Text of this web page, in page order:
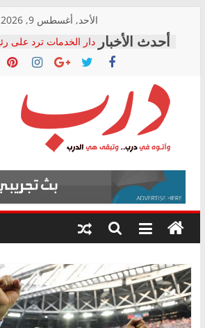
content
الأحد, أغسطس 9, 2026
دار الخدمات ترد على
بعد مؤتمره الصحفي:
معاناة أصحاب
فرحات سليمان يكتب:
أين؟
حزب التحالف الشعبي
في الصحة” بالإسكندرية
ودعم المرضى
الوزاري لمدينة
إنشاء المبنى الإداري
المجلس القومي لحقوق
متابعة قضية الدكتور
قرينة البراءة وضمانات
درب
وأتوه
درب..
وتبقى
هي